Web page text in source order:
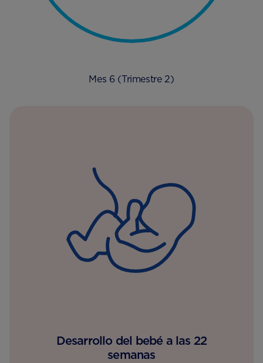
Mes 6 (Trimestre 2)
Desarrollo del bebé a las 22
semanas